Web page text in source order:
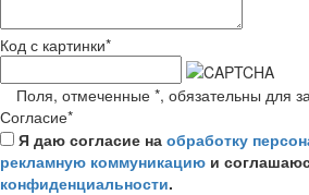
Код с картинки*
Поля, отмеченные *, обязательны для
Согласие*
Я даю согласие на обработку
рекламную коммуникацию и
конфиденциальности.